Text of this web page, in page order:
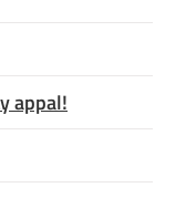
appal!